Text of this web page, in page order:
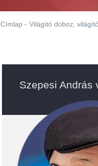
Címlap - Világító doboz,
Szepesi András